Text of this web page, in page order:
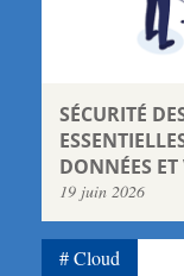
SÉCURITÉ
DONNÉES ET
19 juin 2026
Cloud